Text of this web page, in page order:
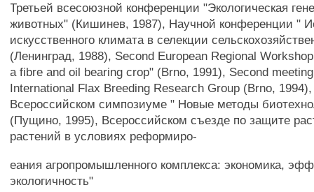
Третьей всесоюзной конференции "Экологическая
животных" (Кишинев, 1987), Научной конференции "
искусственного климата в селекции
(Ленинград, 1988), Second European Regional
a fibre and oil bearing crop" (Brno, 1991), Second
International Flax Breeding Research Group (Brno,
Всероссийском симпозиуме " Новые методы
(Пущино, 1995), Всероссийском съезде по защите
растений в условиях реформиро-
еания агропромышленного комплекса: экономика,
экологичность"